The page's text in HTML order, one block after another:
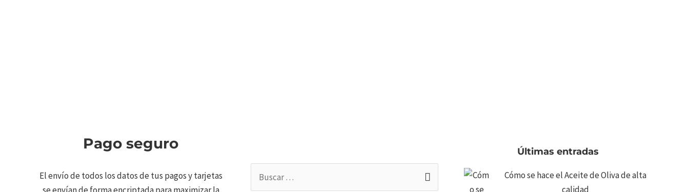
Pago seguro
El envío de todos los datos de tus pagos y tarjetas
Últimas entradas
Cómo se hace el Aceite de Oliva de alta
calidad